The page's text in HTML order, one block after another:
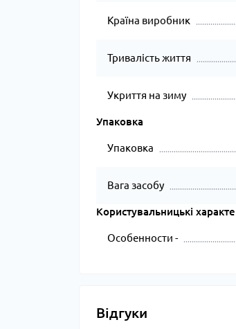
Країна виробник
Тривалість життя
Укриття на зиму
Упаковка
Упаковка
Вага засобу
Користувальницькі
Особенности -
Відгуки